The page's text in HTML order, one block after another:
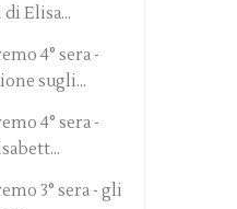
Elisa...
4° sera -
sugli...
4° sera -
3° sera - gli